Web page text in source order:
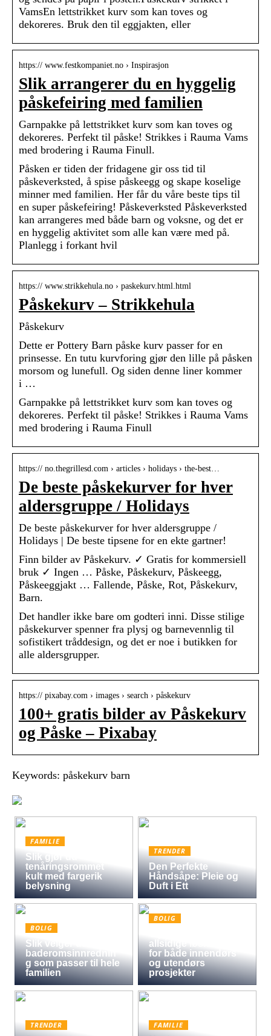
VamsEn lettstrikket kurv som kan toves og
dekoreres. Bruk den til eggjakten, eller
https:// www.festkompaniet.no › Inspirasjon
Slik arrangerer du en hyggelig
påskefeiring med familien
Garnpakke på lettstrikket kurv som kan toves og
dekoreres. Perfekt til påske! Strikkes i Rauma Vams
med brodering i Rauma Finull.
Påsken er tiden der fridagene gir oss tid til
påskeverksted, å spise påskeegg og skape koselige
minner med familien. Her får du våre beste tips til
en super påskefeiring! Påskeverksted Påskeverksted
kan arrangeres med både barn og voksne, og det er
en hyggelig aktivitet som alle kan være med på.
Planlegg i forkant hvil
https:// www.strikkehula.no › paskekurv.html.html
Påskekurv – Strikkehula
Påskekurv
Dette er Pottery Barn påske kurv passer for en
prinsesse. En tutu kurvforing gjør den lille på påsken
morsom og lunefull. Og siden denne liner kommer
i …
Garnpakke på lettstrikket kurv som kan toves og
dekoreres. Perfekt til påske! Strikkes i Rauma Vams
med brodering i Rauma Finull
https:// no.thegrillesd.com › articles › holidays › the-best…
De beste påskekurver for hver
aldersgruppe / Holidays
De beste påskekurver for hver aldersgruppe /
Holidays | De beste tipsene for en ekte gartner!
Finn bilder av Påskekurv. ✓ Gratis for kommersiell
bruk ✓ Ingen … Påske, Påskekurv, Påskeegg,
Påskeeggjakt … Fallende, Påske, Rot, Påskekurv,
Barn.
Det handler ikke bare om godteri inni. Disse stilige
påskekurver spenner fra plysj og barnevennlig til
sofistikert tråddesign, og det er noe i butikken for
alle aldersgrupper.
https:// pixabay.com › images › search › påskekurv
100+ gratis bilder av Påskekurv
og Påske – Pixabay
Keywords: påskekurv barn
FAMILIE
Slik gjør du
tenåringsrommet
kult med fargerik
belysning
TRENDER
Den Perfekte
Håndsåpe: Pleie og
Duft i Ett
BOLIG
Slik velger du
baderomsinnrednin
g som passer til hele
familien
BOLIG
allsidige løsningen
for både innendørs
og utendørs
prosjekter
TRENDER FAMILIE